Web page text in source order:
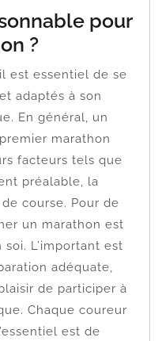
pour
?
est essentiel de se
adaptés à son
En général, un
marathon
facteurs tels que
préalable, la
course. Pour de
un marathon est
L’important est
adéquate,
de participer à
Chaque coureur
est de